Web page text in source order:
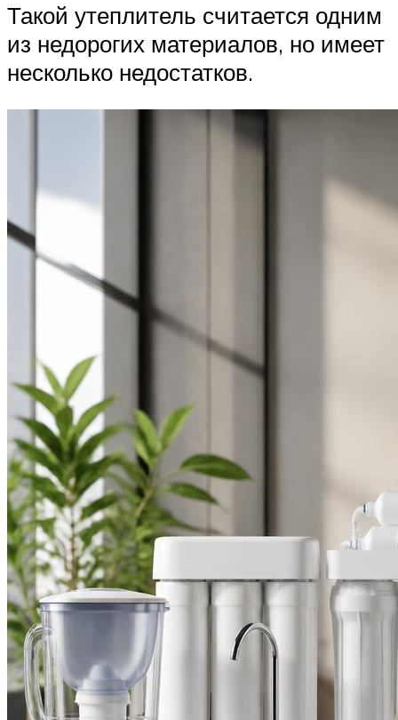
Такой утеплитель считается одним
из недорогих материалов, но имеет
несколько недостатков.